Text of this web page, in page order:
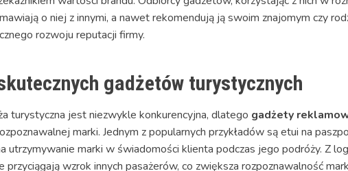
o niej z innymi, a nawet rekomendują ją swoim znajomym czy
rozwoju reputacji firmy.
gadżetów turystycznych
turystyczna jest niezwykle konkurencyjna, dlatego gadżety
marki. Jednym z popularnych przykładów są etui na
utrzymywanie marki w świadomości klienta podczas jego podróży. Z
przyciągają wzrok innych pasażerów, co zwiększa rozpoznawalność